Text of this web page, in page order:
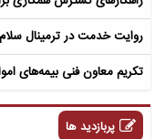
روایت خدمت در ترمینال سلام
تکریم معاون فنی بیمه‌های
پربازدید ها